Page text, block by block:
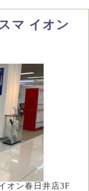
マ イオン
オン春日井店3F